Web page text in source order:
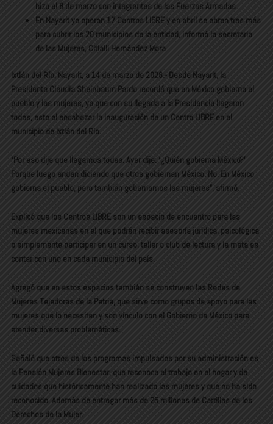
hizo el 8 de marzo con integrantes de las Fuerzas Armadas
En Nayarit ya operan 17 Centros LIBRE y en abril se abren tres más
para cubrir los 20 municipios de la entidad, informó la secretaria
de las Mujeres, Citlalli Hernández Mora
Ixtlán del Río, Nayarit, a 14 de marzo de 2026.- Desde Nayarit, la
Presidenta Claudia Sheinbaum Pardo recordó que en México gobierna el
pueblo y las mujeres, ya que con su llegada a la Presidencia llegaron
todas, esto al encabezar la inauguración de un Centro LIBRE en el
municipio de Ixtlán del Río.
“Por eso dije que llegamos todas. Ayer dije: ‘¿Quién gobierna México?’
Porque luego andan diciendo que otros gobiernan México. No. En México
gobierna el pueblo, pero también gobernamos las mujeres”, afirmó.
Explicó que los Centros LIBRE son un espacio de encuentro para las
mujeres mexicanas en el que podrán recibir asesoría jurídica, psicológica
o simplemente participar en un curso, taller o club de lectura y la meta es
contar con uno en cada municipio del país.
Agregó que en estos espacios también se construyen las Redes de
Mujeres Tejedoras de la Patria, que sirve como grupos de apoyo para las
mujeres que lo necesiten y son vínculo con el Gobierno de México para
atender diversas problemáticas.
Señaló que otros de los programas impulsados por su administración es
la Pensión Mujeres Bienestar, que reconoce el trabajo en el hogar y de
cuidados que históricamente han realizado las mujeres y que no ha sido
reconocido. Además de entregar más de 25 millones de Cartillas de los
Derechos de la Mujer.